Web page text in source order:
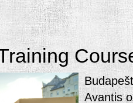
Avantis